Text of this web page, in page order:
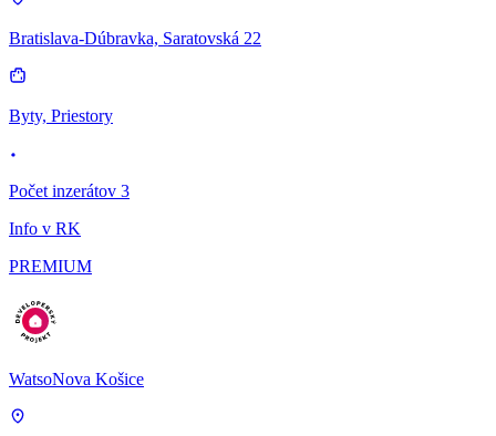
Bratislava-Dúbravka, Saratovská 22
Byty, Priestory
Počet inzerátov 3
Info v RK
PREMIUM
WatsoNova Košice